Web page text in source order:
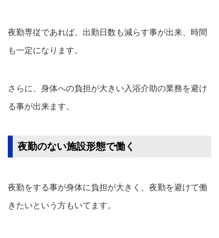
夜勤専従であれば、出勤日数も減らす事が出来、時間
も一定になります。
さらに、身体への負担が大きい入浴介助の業務を避け
る事が出来ます。
夜勤のない施設形態で働く
夜勤をする事が身体に負担が大きく、夜勤を避けて働
きたいという方もいてます。